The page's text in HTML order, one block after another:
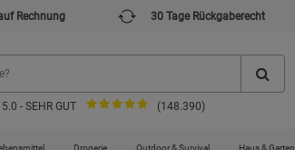
Rechnung 30 Tage Rückgaberecht
- SEHR GUT (148.390)